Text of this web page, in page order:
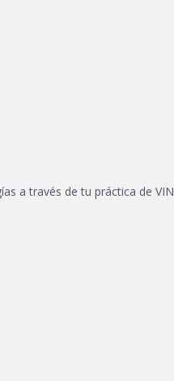
a través de tu práctica de